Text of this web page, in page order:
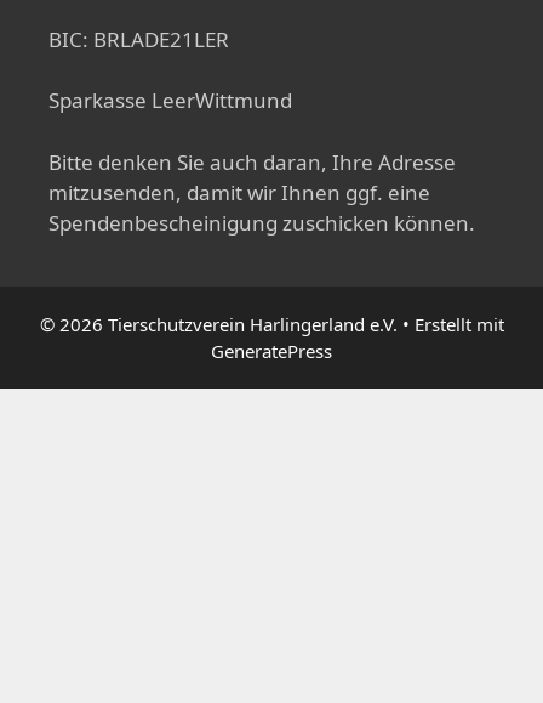
BIC: BRLADE21LER
Sparkasse LeerWittmund
Bitte denken Sie auch daran, Ihre Adresse
mitzusenden, damit wir Ihnen ggf. eine
Spendenbescheinigung zuschicken können.
© 2026 Tierschutzverein Harlingerland e.V. • Erstellt mit
GeneratePress